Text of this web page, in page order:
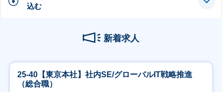
込む
新着求人
25-40【東京本社】社内SE/グローバルIT戦略推進
（総合職）